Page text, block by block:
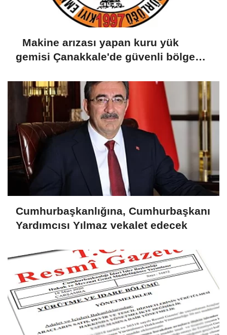
Makine arızası yapan kuru yük
gemisi Çanakkale'de güvenli bölgeye
Cumhurbaşkanlığına, Cumhurbaşkanı
Yardımcısı Yılmaz vekalet edecek